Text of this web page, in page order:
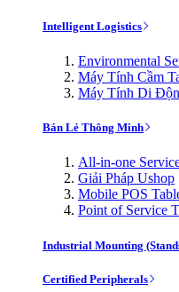
Intelligent Logistics
Environmental
Máy Tính Cầm
Máy Tính Di
Bán Lẻ Thông Minh
All-in-one
Giải Pháp Ushop
Mobile POS
Point of Service
Industrial Mounting
Certified Peripherals